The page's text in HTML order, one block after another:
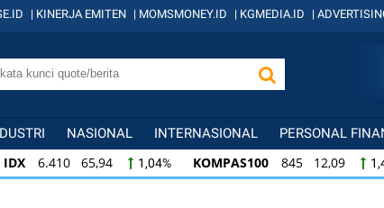
| KINERJA EMITEN | MOMSMONEY.ID | KGMEDIA.ID |
NASIONAL INTERNASIONAL PERSONAL
IDX 6.410 65,94 1,04% KOMPAS100 845 12,09
KOMPAS100 845 12,09 1,45% LQ45 640 9,44